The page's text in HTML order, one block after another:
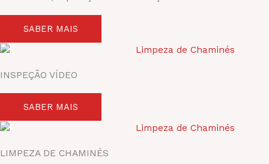
SABER MAIS
INSPEÇÃO VÍDEO
SABER MAIS
LIMPEZA DE CHAMINÉS